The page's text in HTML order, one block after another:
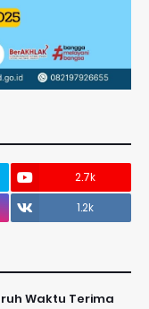
2.7k
1.2k
Waktu Terima